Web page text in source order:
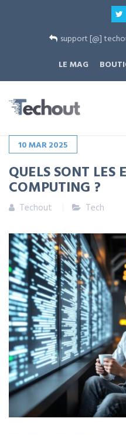
support [@]
LE MAG
10MAR2025
QUELS SONT LES
COMPUTING ?
Techout Tech